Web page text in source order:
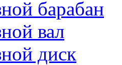
барабан
вал
диск